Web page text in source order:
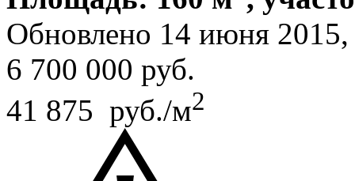
Обновлено 14 июня
6 700 000 руб.
41 875 руб./м2